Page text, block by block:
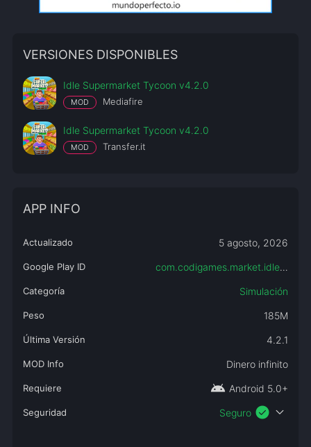
VERSIONES DISPONIBLES
Idle Supermarket Tycoon v4.2.0
MOD Mediafire
Idle Supermarket Tycoon v4.2.0
MOD Transfer.it
APP INFO
Actualizado 5 agosto, 2026
Google Play ID com.codigames.market.idle.tycoon
Categoría Simulación
Peso 185M
Última Versión 4.2.1
MOD Info Dinero infinito
Requiere android Android 5.0+
Seguridad Seguro check_circle expand_more